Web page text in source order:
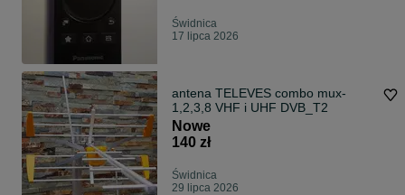
Świdnica
17 lipca 2026
antena TELEVES combo mux-
1,2,3,8 VHF i UHF DVB_T2
Nowe
140 zł
Świdnica
29 lipca 2026